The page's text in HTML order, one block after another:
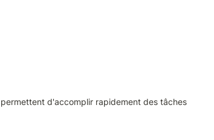
d'accomplir rapidement des tâches